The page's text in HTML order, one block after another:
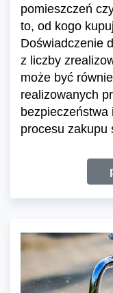
pomieszczeń
to, od kogo
Doświadczenie
z liczby
może być
realizowanych
bezpieczeństwa
procesu zakupu